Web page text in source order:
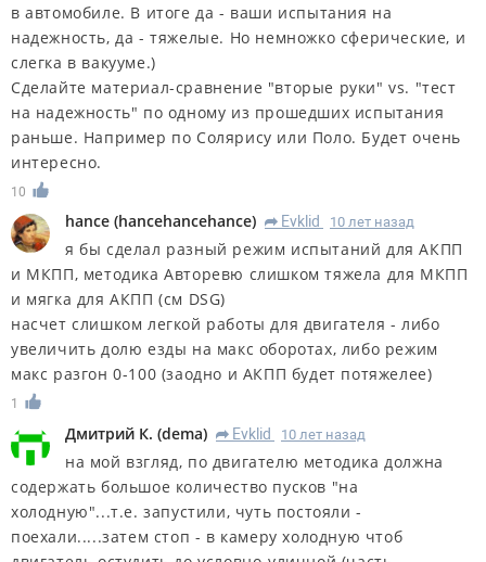
в автомобиле. В итоге да - ваши испытания на
надежность, да - тяжелые. Но немножко сферические, и
слегка в вакууме.)
Сделайте материал-сравнение "вторые руки" vs. "тест
на надежность" по одному из прошедших испытания
раньше. Например по Солярису или Поло. Будет очень
интересно.
10
hance (hancehancehance) R Evklid 10 лет назад
я бы сделал разный режим испытаний для АКПП
и МКПП, методика Авторевю слишком тяжела для МКПП
и мягка для АКПП (см DSG)
насчет слишком легкой работы для двигателя - либо
увеличить долю езды на макс оборотах, либо режим
макс разгон 0-100 (заодно и АКПП будет потяжелее)
1
Дмитрий К. (dema) R Evklid 10 лет назад
на мой взгляд, по двигателю методика должна
содержать большое количество пусков "на
холодную"...т.е. запустили, чуть постояли -
поехали.....затем стоп - в камеру холодную чтоб